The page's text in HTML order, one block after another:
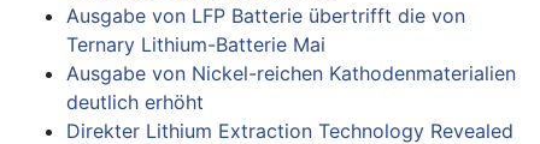
Ausgabe von LFP Batterie übertrifft die von
Ternary Lithium-Batterie Mai
Ausgabe von Nickel-reichen Kathodenmaterialien
deutlich erhöht
Direkter Lithium Extraction Technology Revealed